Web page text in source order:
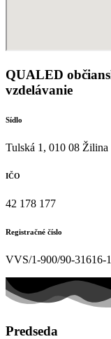
QUALED
vzdelávanie
Sídlo
Tulská 1, 010 08 Žilina
IČO
42 178 177
Registračné číslo
VVS/1-900/90-31616-1
Predseda